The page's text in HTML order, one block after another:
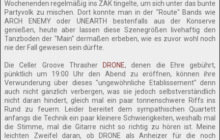
Wochenenden regelmäßig ins ZAK tingelte, um sich unter das bunte
Partyvolk zu mischen. Dort konnte man in der "Route" Bands wie
ARCH ENEMY oder UNEARTH bestenfalls aus der Konserve
genießen, heute aber lassen diese Szenegrößen livehaftig den
Tanzboden der "Main" dermaßen erbeben, wie es zuvor wohl noch
nie der Fall gewesen sein dürfte.
Die Celler Groove Thrasher DRONE, denen die Ehre gebührt,
pünktlich um 19:00 Uhr den Abend zu eröffnen, können ihre
Verwunderung über dieses "ungewöhnliche Etablissement" denn
auch nicht gänzlich verbergen, was sie jedoch selbstverständlich
nicht daran hindert, gleich mal ein paar tonnenschwere Riffs ins
Rund zu feuern. Leider bereitet dem sympathischen Quartett
anfangs die Technik ein paar kleinere Schwierigkeiten, weshalb mal
die Stimme, mal die Gitarre nicht so richtig zu hören ist. Meine
leichten Zweifel daran, ob DRONE als Anheizer für die noch